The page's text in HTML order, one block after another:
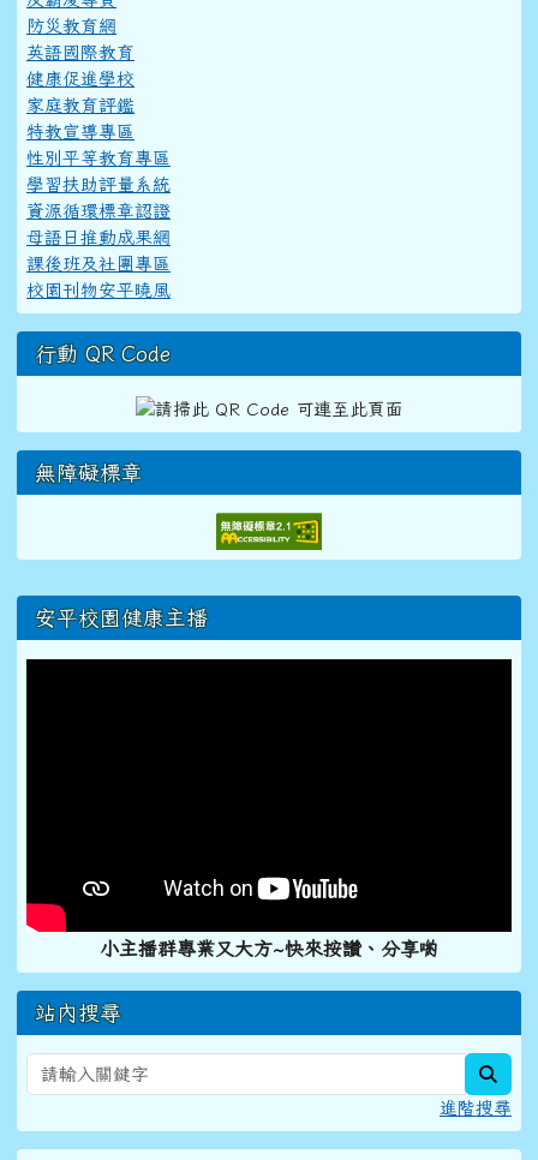
防災教育網
英語國際教育
健康促進學校
家庭教育評鑑
特教宣導專區
性別平等教育專區
學習扶助評量系統
資源循環標章認證
母語日推動成果網
課後班及社團專區
校園刊物安平曉風
行動 QR Code
無障礙標章
右邊區域內容
安平校園健康主播
小主播群專業又大方~快來按讚、分享喲
站內搜尋
進階搜尋